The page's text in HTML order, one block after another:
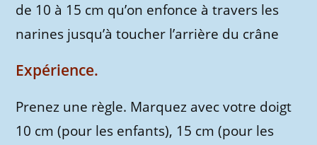
de 10 à 15 cm qu’on enfonce à travers les
narines jusqu’à toucher l’arrière du crâne
Expérience.
Prenez une règle. Marquez avec votre doigt
10 cm (pour les enfants), 15 cm (pour les